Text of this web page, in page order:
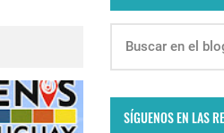
SÍGUENOS EN LAS